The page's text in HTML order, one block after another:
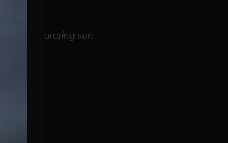
bestikkering van